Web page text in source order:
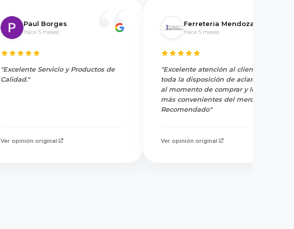
Paul Borges
Hace 5 meses
"Excelente Servicio y Productos de
Calidad."
Ver opinión original
Ferreteria Mendoza
Hace 5 meses
"Excelente atención al cliente, tienen
toda la disposición de aclarar dudas
al momento de comprar y los precios
más convenientes del mercado.
Recomendado"
Ver opinión original